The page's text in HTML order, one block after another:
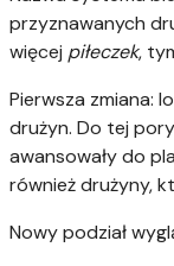
przyznawanych
więcej piłeczek,
Pierwsza zmiana:
drużyn. Do tej
awansowały do
również drużyny,
Nowy podział